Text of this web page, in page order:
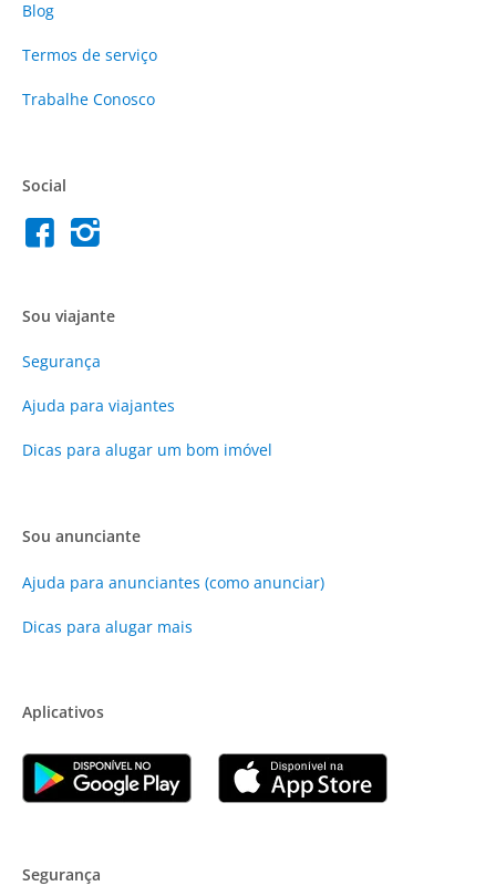
Blog
Termos de serviço
Trabalhe Conosco
Social
Sou viajante
Segurança
Ajuda para viajantes
Dicas para alugar um bom imóvel
Sou anunciante
Ajuda para anunciantes (como anunciar)
Dicas para alugar mais
Aplicativos
Segurança